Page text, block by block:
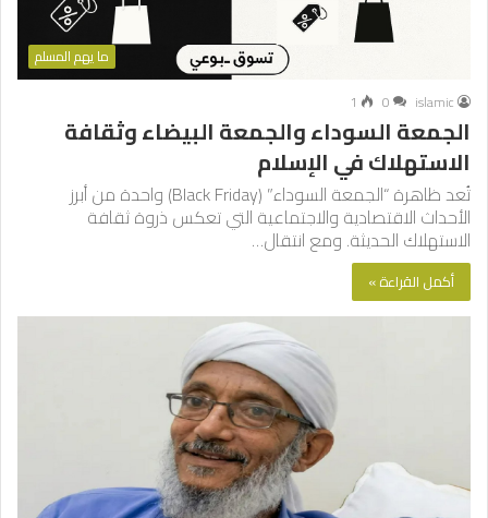
ما يهم المسلم
islamic
0
1
الجمعة السوداء والجمعة البيضاء وثقافة
الاستهلاك في الإسلام
تُعد ظاهرة “الجمعة السوداء” (Black Friday) واحدة من أبرز
الأحداث الاقتصادية والاجتماعية التي تعكس ذروة ثقافة
الاستهلاك الحديثة. ومع انتقال…
أكمل القراءة »